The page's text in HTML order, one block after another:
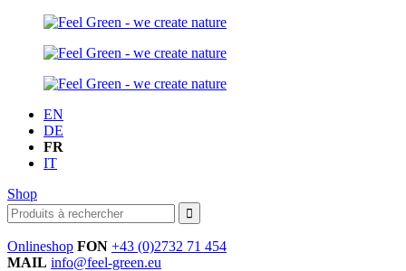
EN
DE
FR
IT
Shop
Onlineshop FON +43 (0)2732 71 454
MAIL info@feel-green.eu